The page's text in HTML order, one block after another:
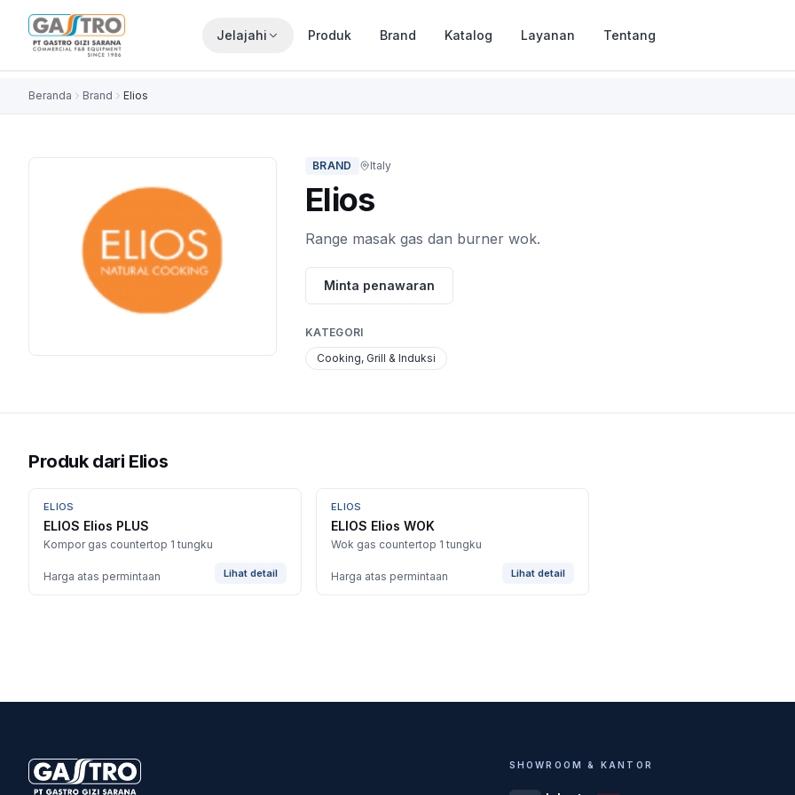
Jelajahi Produk Brand Katalog Layanan Tentang
Beranda Brand Elios
BRAND Italy
Elios
Range masak gas dan burner wok.
Minta penawaran
KATEGORI
Cooking, Grill & Induksi
Produk dari Elios
ELIOS
ELIOS Elios PLUS
Kompor gas countertop 1 tungku
Harga atas permintaan Lihat detail
ELIOS
ELIOS Elios WOK
Wok gas countertop 1 tungku
Harga atas permintaan Lihat detail
SHOWROOM & KANTOR